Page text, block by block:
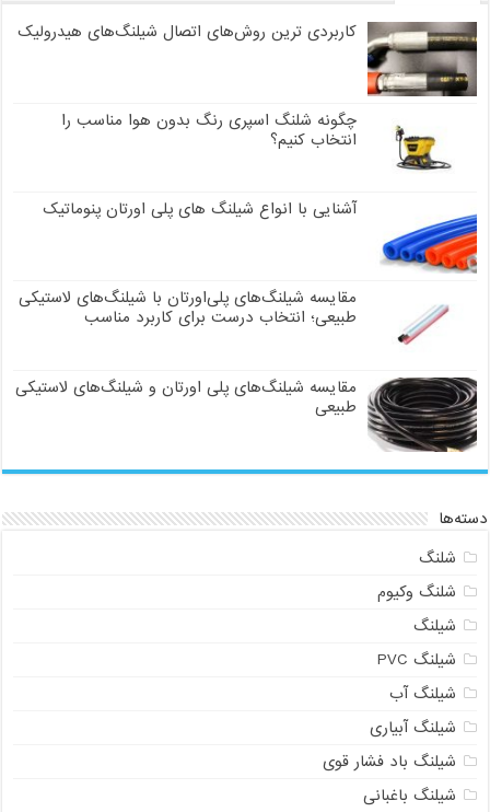
کاربردی ترین روش‌های اتصال شیلنگ‌های هیدرولیک
چگونه شلنگ اسپری رنگ بدون هوا مناسب را
انتخاب کنیم؟
آشنایی با انواع شیلنگ های پلی اورتان پنوماتیک
مقایسه شیلنگ‌های پلی‌اورتان با شیلنگ‌های لاستیکی
طبیعی؛ انتخاب درست برای کاربرد مناسب
مقایسه شیلنگ‌های پلی اورتان و شیلنگ‌های لاستیکی
طبیعی
دسته‌ها
شلنگ
شلنگ وکیوم
شیلنگ
شیلنگ PVC
شیلنگ آب
شیلنگ آبیاری
شیلنگ باد فشار قوی
شیلنگ باغبانی